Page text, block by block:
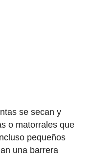
se secan y
o matorrales que
pequeños
una barrera